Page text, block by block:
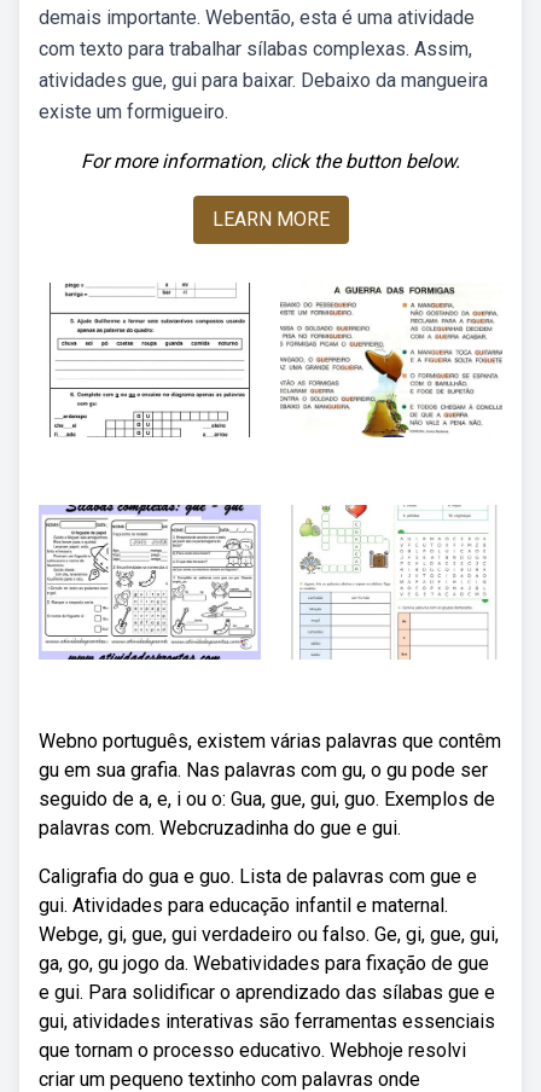
demais importante. Webentão, esta é uma atividade
com texto para trabalhar sílabas complexas. Assim,
atividades gue, gui para baixar. Debaixo da mangueira
existe um formigueiro.
For more information, click the button below.
LEARN MORE
Webno português, existem várias palavras que contêm
gu em sua grafia. Nas palavras com gu, o gu pode ser
seguido de a, e, i ou o: Gua, gue, gui, guo. Exemplos de
palavras com. Webcruzadinha do gue e gui.
Caligrafia do gua e guo. Lista de palavras com gue e
gui. Atividades para educação infantil e maternal.
Webge, gi, gue, gui verdadeiro ou falso. Ge, gi, gue, gui,
ga, go, gu jogo da. Webatividades para fixação de gue
e gui. Para solidificar o aprendizado das sílabas gue e
gui, atividades interativas são ferramentas essenciais
que tornam o processo educativo. Webhoje resolvi
criar um pequeno textinho com palavras onde